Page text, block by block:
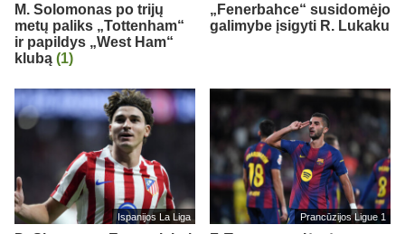
M. Solomonas po trijų
metų paliks „Tottenham“
ir papildys „West Ham“
klubą (1)
„Fenerbahce“ susidomėjo
galimybe įsigyti R. Lukaku
Ispanijos La Liga Prancūzijos Ligue 1